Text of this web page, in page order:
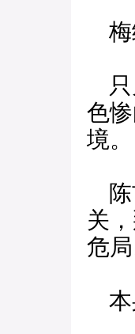
梅
只
色
境。
陈
关
危局
本